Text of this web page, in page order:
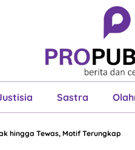
Sastra
Berita Cerita
hingga Tewas, Motif Terungkap